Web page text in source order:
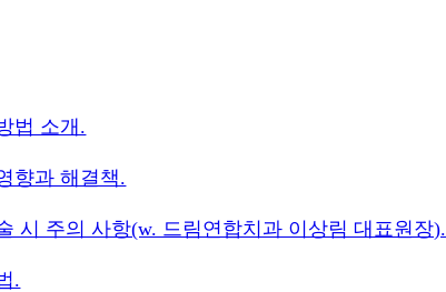
법 소개.
향과 해결책.
시 주의 사항(w. 드림연합치과 이상림 대표원장).
.